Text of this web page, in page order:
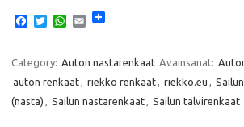
e
b
o
o
T
t
t
e
W
t
A
p
E
i
Category: Auton nastarenkaat Avainsanat:
auton renkaat
riekko renkaat riekko.eu
(nasta)
Sailun nastarenkaat Sailun talvirenkaat